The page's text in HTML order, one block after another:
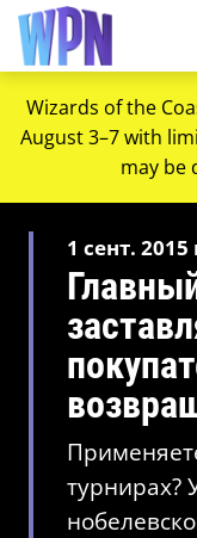
Wizards of the
August 3–7 with
may be
1 сент. 2015
турнирах?